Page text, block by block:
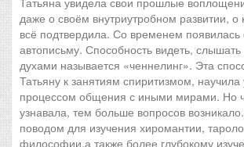
даже о своём внутриутробном развитии,
всё подтвердила. Со временем появилась
автописьму. Способность видеть,
духами называется «ченнелинг». Эта
Татьяну к занятиям спиритизмом, научила
процессом общения с иными мирами. Но
узнавала, тем больше вопросов
поводом для изучения хиромантии,
философии,а также более глубокому